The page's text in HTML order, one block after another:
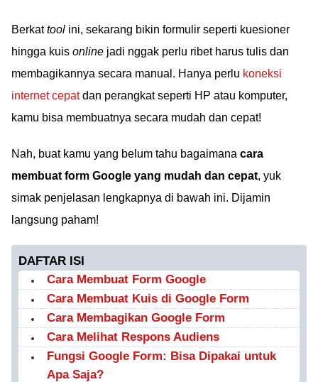
Berkattool ini, sekarang bikin formulir seperti kuesioner
hingga kuis online jadi nggak perlu ribet harus tulis dan
membagikannya secara manual. Hanya perlu koneksi
internet cepatdan perangkat seperti HP atau komputer,
kamu bisa membuatnya secara mudah dan cepat!
Nah, buat kamu yang belum tahu bagaimana cara
membuat form Google yang mudah dan cepat, yuk
simak penjelasan lengkapnya di bawah ini. Dijamin
langsung paham!
DAFTAR ISI
Cara Membuat Form Google
Cara Membuat Kuis di Google Form
Cara Membagikan Google Form
Cara Melihat Respons Audiens
Fungsi Google Form: Bisa Dipakai untuk
Apa Saja?